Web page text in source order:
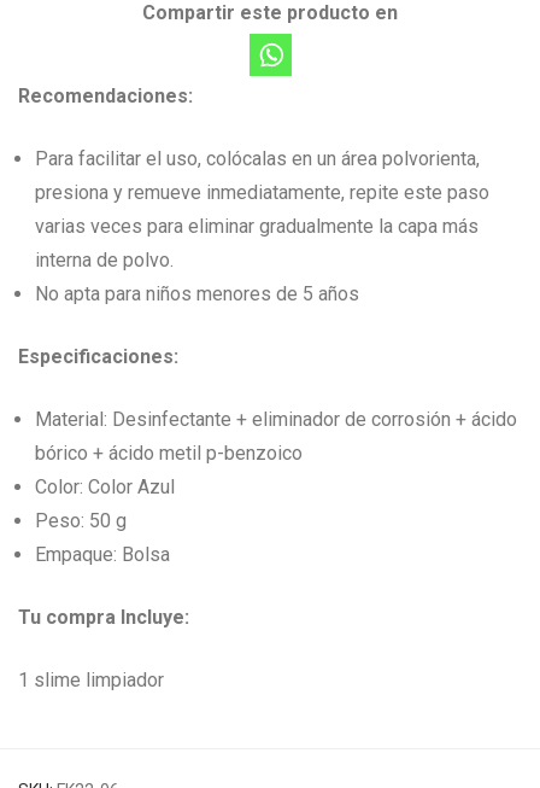
Compartir este producto en
Recomendaciones:
Para facilitar el uso, colócalas en un área polvorienta,
presiona y remueve inmediatamente, repite este paso
varias veces para eliminar gradualmente la capa más
interna de polvo.
No apta para niños menores de 5 años
Especificaciones:
Material: Desinfectante + eliminador de corrosión + ácido
bórico + ácido metil p-benzoico
Color: Color Azul
Peso: 50 g
Empaque: Bolsa
Tu compra Incluye:
1 slime limpiador